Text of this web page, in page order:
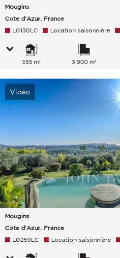
Mougins
Cote d'Azur, France
L0130LC Location saisonnière
555 m² 3 900 m²
Vidéo
Mougins
Cote d'Azur, France
L0259LC Location saisonnière